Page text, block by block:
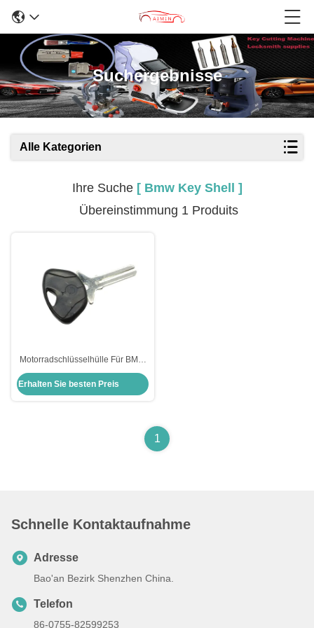
Suchergebnisse
Alle Kategorien
Ihre Suche [ Bmw Key Shell ]
Übereinstimmung 1 Produits
Motorradschlüsselhülle Für BMW
Moto Bmw Schlüsselverschluss
Schlüsselhülle Ersatz
Erhalten Sie besten Preis
1
Schnelle Kontaktaufnahme
Adresse
Bao'an Bezirk Shenzhen China.
Telefon
86-0755-82599253